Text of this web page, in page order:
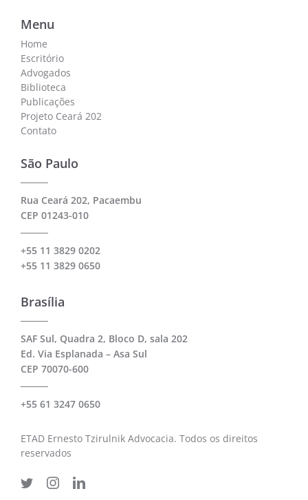
Menu
Home
Escritório
Advogados
Biblioteca
Publicações
Projeto Ceará 202
Contato
São Paulo
Rua Ceará 202, Pacaembu
CEP 01243-010
+55 11 3829 0202
+55 11 3829 0650
Brasília
SAF Sul, Quadra 2, Bloco D, sala 202
Ed. Via Esplanada – Asa Sul
CEP 70070-600
+55 61 3247 0650
ETAD Ernesto Tzirulnik Advocacia. Todos os direitos
reservados